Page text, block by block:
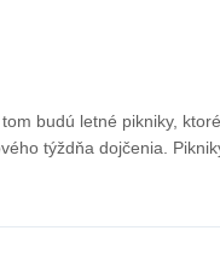
budú letné pikniky,
týždňa dojčenia.